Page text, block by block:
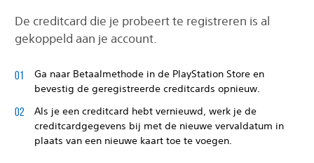
De creditcard die je probeert te registreren is al
gekoppeld aan je account.
Ga naar Betaalmethode in de PlayStation Store en
bevestig de geregistreerde creditcards opnieuw.
Als je een creditcard hebt vernieuwd, werk je de
creditcardgegevens bij met de nieuwe vervaldatum in
plaats van een nieuwe kaart toe te voegen.